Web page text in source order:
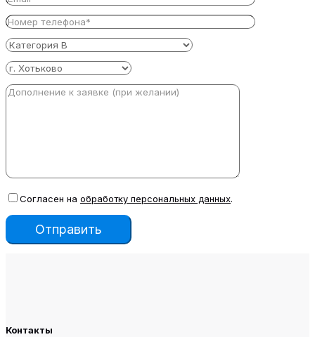
Согласен на обработку персональных данных.
Контакты